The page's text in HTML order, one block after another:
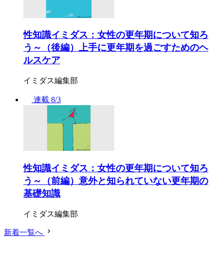
性知識イミダス：女性の更年期について知ろ
う～（後編）上手に更年期を過ごすためのヘ
ルスケア
イミダス編集部
連載 8/3
性知識イミダス：女性の更年期について知ろ
う～（前編）意外と知られていない更年期の
基礎知識
イミダス編集部
新着一覧へ